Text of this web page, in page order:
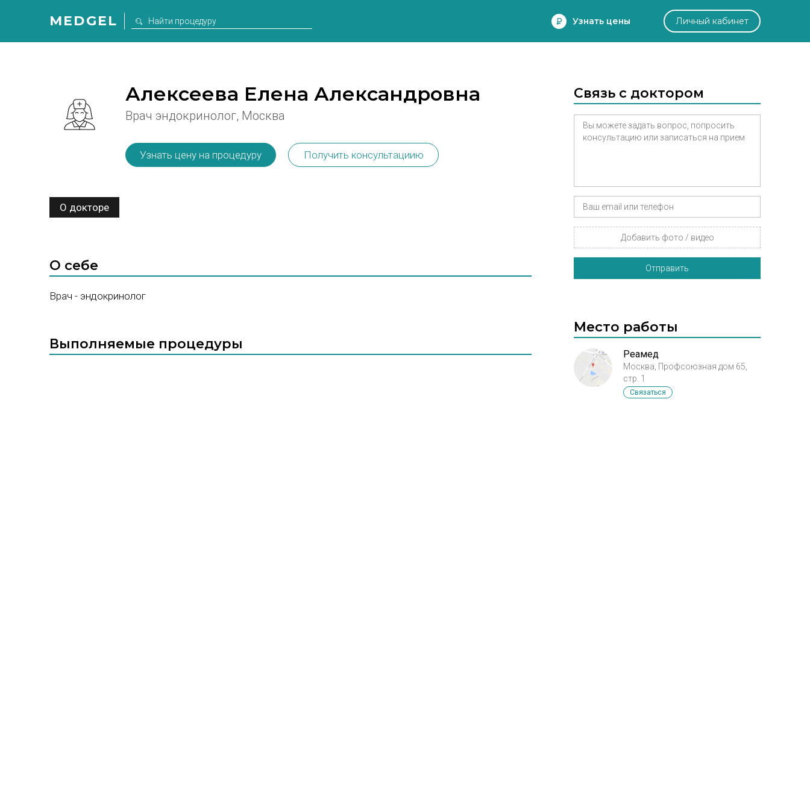
MEDGEL Узнать цены Личный кабинет
Алексеева Елена Александровна
Врач эндокринолог, Москва
Узнать цену на процедуру Получить консультациию
О докторе
О себе
Врач - эндокринолог
Выполняемые процедуры
Связь с доктором
Добавить фото / видео
Отправить
Место работы
Реамед
Москва, Профсоюзная дом 65,
стр. 1
Связаться